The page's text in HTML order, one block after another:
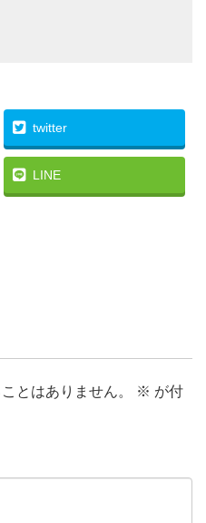
twitter
LINE
とはありません。 ※ が付